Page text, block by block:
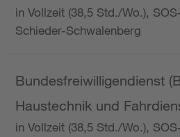
in Vollzeit (38,5 Std./Wo.),
Schieder-Schwalenberg
Bundesfreiwilligendienst
Haustechnik und
in Vollzeit (38,5 Std./Wo.),